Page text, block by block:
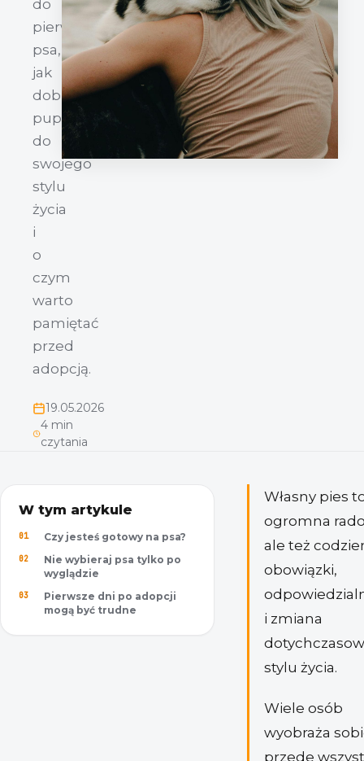
do
pierwszego
psa,
jak
dobrać
pupila
do
swojego
stylu
życia
i
o
czym
warto
pamiętać
przed
adopcją.
19.05.2026
4 min
czytania
W tym artykule
Czy jesteś gotowy na psa?
Nie wybieraj psa tylko po
wyglądzie
Pierwsze dni po adopcji
mogą być trudne
Własny pies
ogromna
ale też
obowiązki,
i zmiana
stylu życia.
Wiele osób
wyobraża
przede